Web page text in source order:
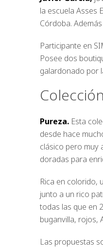
la escuela Asses
Córdoba.
Participante en
Posee dos
galardonado por
Pureza. Esta
desde hace
clásico pero muy
doradas para
Rica en colorido,
junto a un rico
todas las que en
buganvilla, rojos,
Las propuestas